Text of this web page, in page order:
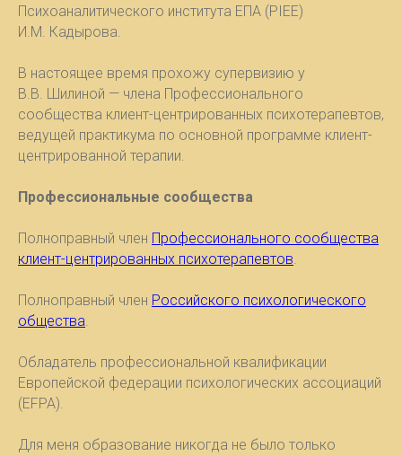
Психоаналитического института ЕПА (PIEE)
И.М. Кадырова.
В настоящее время прохожу супервизию у
В.В. Шилиной — члена Профессионального
сообщества клиент-центрированных психотерапевтов,
ведущей практикума по основной программе клиент-
центрированной терапии.
Профессиональные сообщества
Полноправный член Профессионального сообщества
клиент-центрированных психотерапевтов.
Полноправный член Российского психологического
общества.
Обладатель профессиональной квалификации
Европейской федерации психологических ассоциаций
(EFPA).
Для меня образование никогда не было только